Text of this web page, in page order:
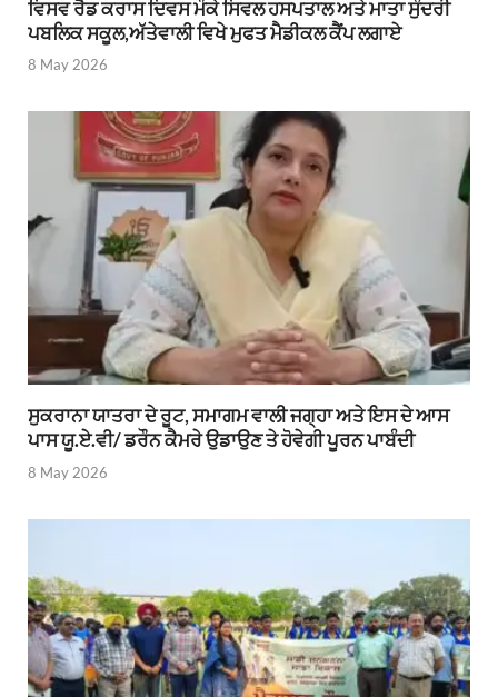
ਵਿਸਵ ਰੈਡ ਕਰਾਸ ਦਿਵਸ ਮੌਕੇ ਸਿਵਲ ਹਸਪਤਾਲ ਅਤੇ ਮਾਤਾ ਸੁੰਦਰੀ
ਪਬਲਿਕ ਸਕੂਲ,ਅੱਤੇਵਾਲੀ ਵਿਖੇ ਮੁਫਤ ਮੈਡੀਕਲ ਕੈਂਪ ਲਗਾਏ
8 May 2026
ਸੁਕਰਾਨਾ ਯਾਤਰਾ ਦੇ ਰੂਟ, ਸਮਾਗਮ ਵਾਲੀ ਜਗ੍ਹਾ ਅਤੇ ਇਸ ਦੇ ਆਸ
ਪਾਸ ਯੂ.ਏ.ਵੀ/ ਡਰੌਨ ਕੈਮਰੇ ਉਡਾਉਣ ਤੇ ਹੋਵੇਗੀ ਪੂਰਨ ਪਾਬੰਦੀ
8 May 2026